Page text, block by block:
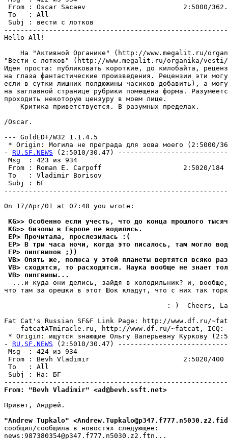
From : Oscar Sacaev                        2:5000/
To   : All
Subj : вести с
Hello All!
На "Активной Органике" (http://www.megalit.ru/
"Вести с лотков" (http://www.megalit.ru/organika/vesti/
Идея проста: публиковать короткие, до килобайта,
на глаза фантастические произведения. Рецензии эти
если в сутки лишних полдюжины часиков добавить), а
на заглавной странице рубрики помещена форма.
проходить некоторую цензуру в моем лице.
    Критика приветствуется. В разумных пределах.
/Oscar.
--- GoldED+/W32 1.1.4.5
* Origin: Могила не преграда для зова моего (2:5000/
- RU.SF.NEWS (2:5010/30.47)
Msg  : 423
From : Roman E. Carpoff                    2:5020/184
To   : Vladimir Borisov
Subj :
On 17/Apr/01 at 07:48 you wrote:
KG>> Особенно если учесть, что до конца прошлого
KG>> бизоны в Европе не водились.
EP> Прочитала, прослезилась :(
EP> В три часа ночи, когда это писалось, там могло
EP> пингвинов ;))
VB> Опять же, полюса у этой планеты веpтятся всяко
VB> сходятся, то pасходятся. Наука вообще не знает
VB> пингвины...
...и куда они делись, зайдя в холодильник? и,
что там за орешки в этот Шок кладут, что с них так
:-)  Cheers,
Fat Cat's Russian SF&F Link Page: http://www.df.ru/
--- fatcatATmiracle.ru, http://www.df.ru/~fatcat, ICQ:
* Origin: ищутся знающие Ольгу Валерьевну Куркову
- RU.SF.NEWS (2:5010/30.47)
Msg  : 424
From : Bevh Vladimir                       2:5020/400
To   : All
Subj :
From: "Bevh Vladimir" <ad@bevh.ssft.net>
Привет, Андрей.
"Andrew Tupkalo"
сообщил/сообщила в новостях следующее: